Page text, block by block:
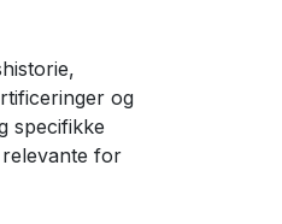
og
specifikke
for